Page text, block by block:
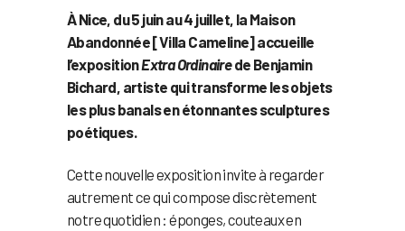
À Nice, du 5 juin au 4 juillet, la Maison
Abandonnée [Villa Cameline] accueille
l’expositionExtra Ordinairede Benjamin
Bichard, artiste qui transforme les objets
les plus banals en étonnantes sculptures
poétiques.
Cette nouvelle exposition invite à regarder
autrement ce qui compose discrètement
notre quotidien : éponges, couteaux en